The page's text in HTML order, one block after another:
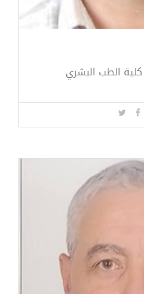
الطب البشري